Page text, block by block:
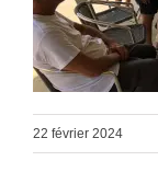
22 février 2024